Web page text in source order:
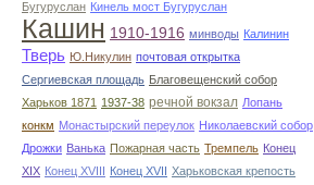
Бугуруслан Кинель мост Бугуруслан
Кашин 1910-1916 минводы Калинин
Тверь Ю.Никулин почтовая открытка
Сергиевская площадь Благовещенский собор
Харьков 1871 1937-38 речной вокзал Лопань
конкм Монастырский переулок Николаевский собор
Дрожки Ванька Пожарная часть Тремпель Конец
XIX Конец XVIII Конец XVII Харьковская крепость